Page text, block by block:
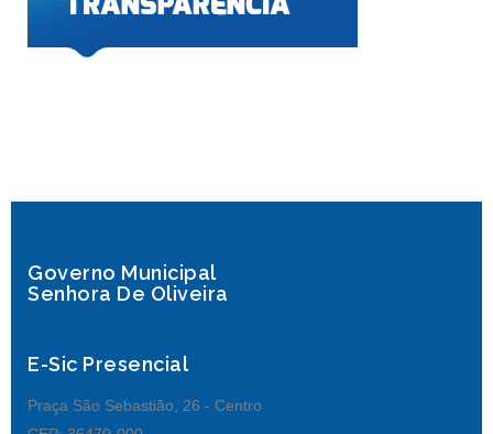
Governo Municipal
Senhora De Oliveira
E-Sic Presencial
Praça São Sebastião, 26 - Centro